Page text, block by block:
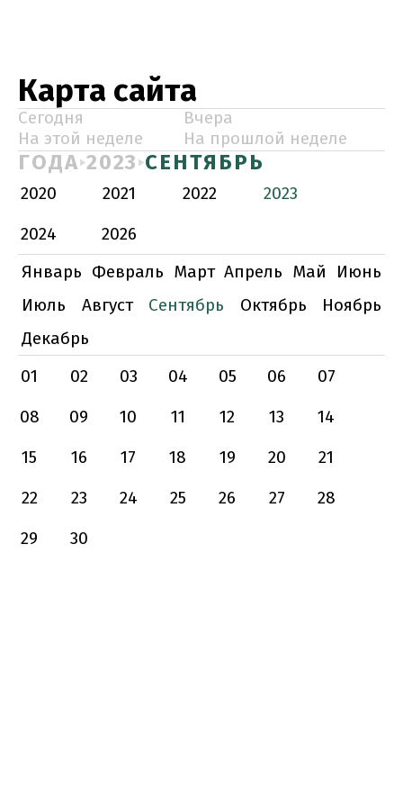
Карта сайта
Сегодня
Вчера
На этой неделе
На прошлой неделе
ГОДА 2023 СЕНТЯБРЬ
2020 2021 2022
2023
2024
2026
Январь Февраль Март Апрель Май
Июнь
Июль
Август Сентябрь Октябрь
Ноябрь
Декабрь
01
02 03 04 05 06
07
08
09 10 11 12 13
14
15
16 17 18 19 20
21
22
23 24 25 26 27
28
29
30